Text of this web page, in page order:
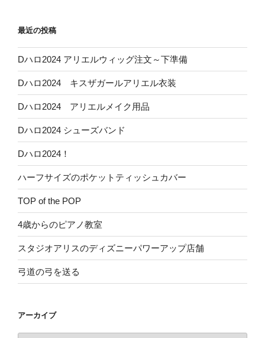
最近の投稿
Dハロ2024 アリエルウィッグ注文～下準備
Dハロ2024 キスザガールアリエル衣装
Dハロ2024 アリエルメイク用品
Dハロ2024 シューズバンド
Dハロ2024！
ハーフサイズのポケットティッシュカバー
TOP of the POP
4歳からのピアノ教室
スタジオアリスのディズニーパワーアップ店舗
弓道の弓を送る
アーカイブ